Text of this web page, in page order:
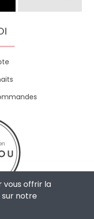
vous offrir la
notre